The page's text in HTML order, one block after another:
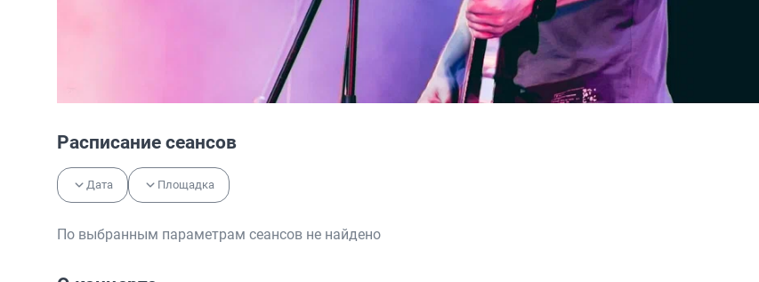
Расписание сеансов
Дата Площадка
По выбранным параметрам сеансов не найдено